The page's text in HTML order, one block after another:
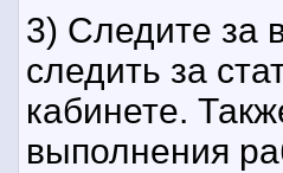
3) Следите за
следить за
кабинете.
выполнения